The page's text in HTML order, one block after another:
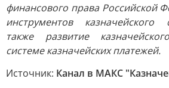
финансового права Российской
инструментов
также развитие
системе казначейских платежей.
Источник: Канал в МАКС